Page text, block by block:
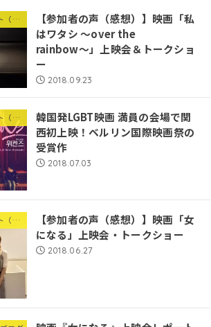
LGBTQ+関連イベント（他団体等）
【参加者の声（感想）】映画「私
はワタシ 〜over the
rainbow〜」上映会＆トークショ
ー
2018.09.23
LGBTQ+関連イベント（他団体等）
韓国発LGBT映画 満員の会場で関
西初上映！ベルリン国際映画祭の
受賞作
2018.07.03
LGBTQ+関連イベント（他団体等）
【参加者の声（感想）】映画「女
になる」上映会・トークショー
2018.06.27